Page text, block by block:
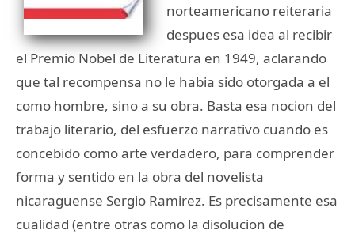
norteamericano reiteraria
despues esa idea al recibir
el Premio Nobel de Literatura en 1949, aclarando
que tal recompensa no le habia sido otorgada a el
como hombre, sino a su obra. Basta esa nocion del
trabajo literario, del esfuerzo narrativo cuando es
concebido como arte verdadero, para comprender
forma y sentido en la obra del novelista
nicaraguense Sergio Ramirez. Es precisamente esa
cualidad (entre otras como la disolucion de